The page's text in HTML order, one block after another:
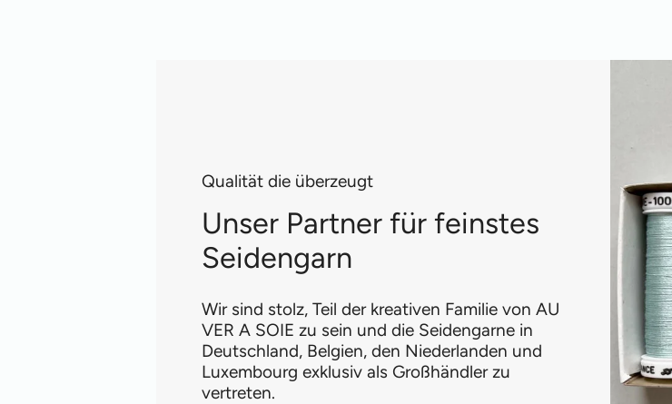
Qualität die überzeugt
Unser Partner für feinstes
Seidengarn
Wir sind stolz, Teil der kreativen Familie von AU
VER A SOIE zu sein und die Seidengarne in
Deutschland, Belgien, den Niederlanden und
Luxembourg exklusiv als Großhändler zu
vertreten.